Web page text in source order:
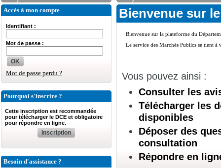
Accès à mon compte
Identifiant :
Mot de passe :
OK
Mot de passe perdu ?
Pourquoi s'inscrire ?
Cette inscription est recommandée
pour télécharger le DCE et obligatoire
pour répondre en ligne.
Inscription
Besoin d'assistance ?
Bienvenue sur
Vous pouvez ainsi :
Consulter les
Télécharger les
disponibles
Déposer des
consultation
Répondre en